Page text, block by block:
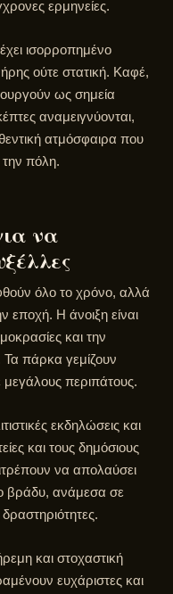
ερμηνείες.
ισορροπημένο
ούτε στατική. Καφέ,
ως σημεία
αναμειγνύονται,
ατμόσφαιρα που
πόλη.
να
όλο το χρόνο, αλλά
εποχή. Η άνοιξη είναι
και την
πάρκα γεμίζουν
περιπάτους.
εκδηλώσεις και
και τους δημόσιους
να απολαύσει
βράδυ, ανάμεσα σε
και στοχαστική
ευχάριστες και